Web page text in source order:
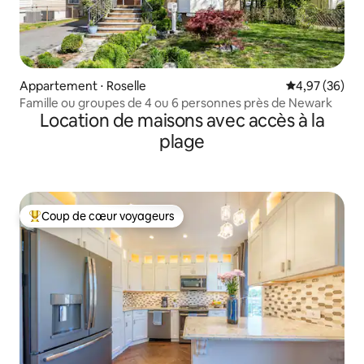
Appartement ⋅ Roselle Évaluation
4,97 (36)
Famille ou groupes de 4 ou 6 personnes près de Newark
Location de maisons avec accès à la
plage
Coups de cœur voyageurs les plus appréciés
Coup de cœur voyageurs